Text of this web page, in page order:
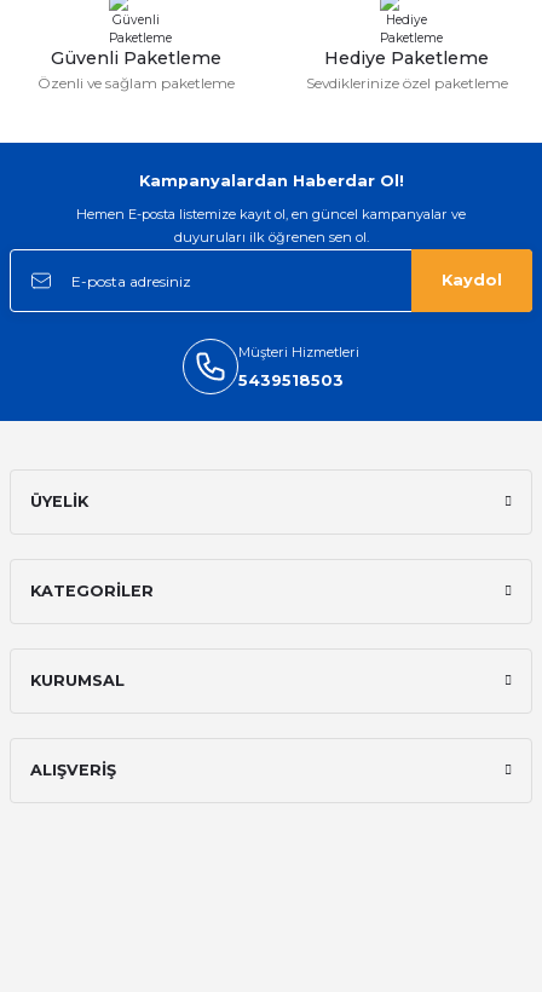
Güvenli Paketleme
Özenli ve sağlam paketleme
Hediye Paketleme
Sevdiklerinize özel paketleme
Kampanyalardan Haberdar Ol!
Hemen E-posta listemize kayıt ol, en güncel kampanyalar ve
duyuruları ilk öğrenen sen ol.
Kaydol
Müşteri Hizmetleri
5439518503
ÜYELİK
KATEGORİLER
KURUMSAL
ALIŞVERİŞ